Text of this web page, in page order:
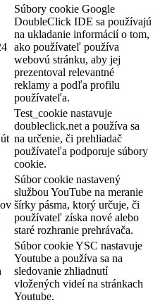
Súbory cookie Google
DoubleClick IDE sa používajú
na ukladanie informácií o tom,
ako používateľ používa
webovú stránku, aby jej
prezentoval relevantné
reklamy a podľa profilu
používateľa.
Test_cookie nastavuje
doubleclick.net a používa sa
na určenie, či prehliadač
používateľa podporuje súbory
cookie.
Súbor cookie nastavený
službou YouTube na meranie
šírky pásma, ktorý určuje, či
používateľ získa nové alebo
staré rozhranie prehrávača.
Súbor cookie YSC nastavuje
Youtube a používa sa na
sledovanie zhliadnutí
vložených videí na stránkach
Youtube.